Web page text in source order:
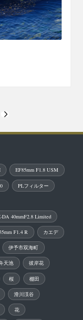
EF85mm F1.8 USM
PLフィルター
DA 40mmF2.8 Limited
F1.4 R カエデ
伊予市双海町
天池 彼岸花
桜 棚田
滑川渓谷
花